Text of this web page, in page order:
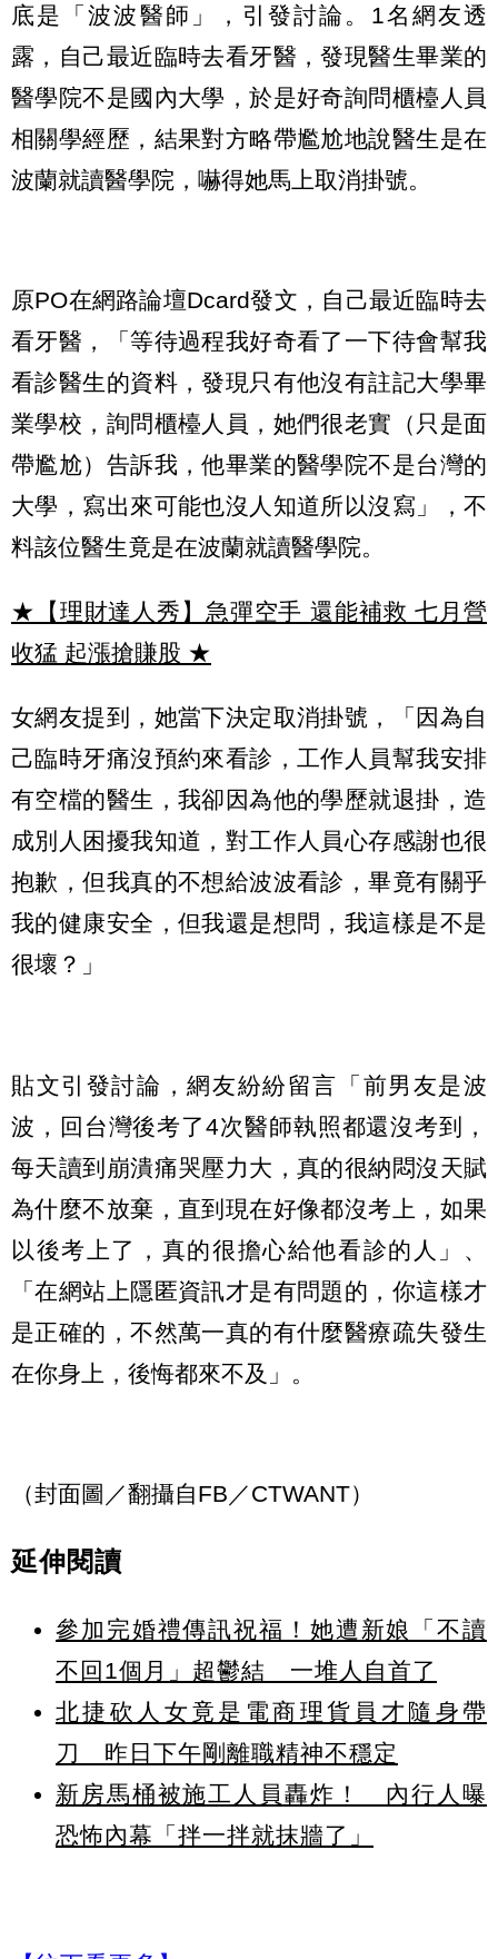
底是「波波醫師」，引發討論。1名網友透
露，自己最近臨時去看牙醫，發現醫生畢業的
醫學院不是國內大學，於是好奇詢問櫃檯人員
相關學經歷，結果對方略帶尷尬地說醫生是在
波蘭就讀醫學院，嚇得她馬上取消掛號。
原PO在網路論壇Dcard發文，自己最近臨時去
看牙醫，「等待過程我好奇看了一下待會幫我
看診醫生的資料，發現只有他沒有註記大學畢
業學校，詢問櫃檯人員，她們很老實（只是面
帶尷尬）告訴我，他畢業的醫學院不是台灣的
大學，寫出來可能也沒人知道所以沒寫」，不
料該位醫生竟是在波蘭就讀醫學院。
★【理財達人秀】急彈空手 還能補救 七月營
收猛 起漲搶賺股 ★
女網友提到，她當下決定取消掛號，「因為自
己臨時牙痛沒預約來看診，工作人員幫我安排
有空檔的醫生，我卻因為他的學歷就退掛，造
成別人困擾我知道，對工作人員心存感謝也很
抱歉，但我真的不想給波波看診，畢竟有關乎
我的健康安全，但我還是想問，我這樣是不是
很壞？」
貼文引發討論，網友紛紛留言「前男友是波
波，回台灣後考了4次醫師執照都還沒考到，
每天讀到崩潰痛哭壓力大，真的很納悶沒天賦
為什麼不放棄，直到現在好像都沒考上，如果
以後考上了，真的很擔心給他看診的人」、
「在網站上隱匿資訊才是有問題的，你這樣才
是正確的，不然萬一真的有什麼醫療疏失發生
在你身上，後悔都來不及」。
（封面圖／翻攝自FB／CTWANT）
延伸閱讀
參加完婚禮傳訊祝福！她遭新娘「不讀
不回1個月」超鬱結 一堆人自首了
北捷砍人女竟是電商理貨員才隨身帶
刀 昨日下午剛離職精神不穩定
新房馬桶被施工人員轟炸！ 內行人曝
恐怖內幕「拌一拌就抹牆了」